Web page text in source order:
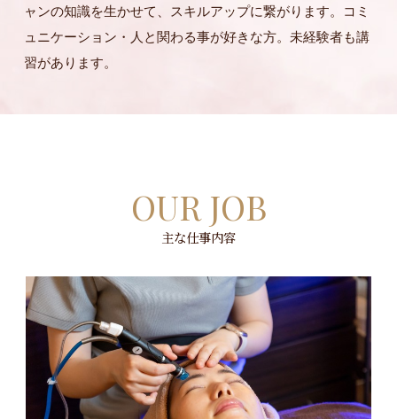
ャンの知識を生かせて、スキルアップに繋がります。コミ
ュニケーション・人と関わる事が好きな方。未経験者も講
習があります。
OUR JOB
主な仕事内容